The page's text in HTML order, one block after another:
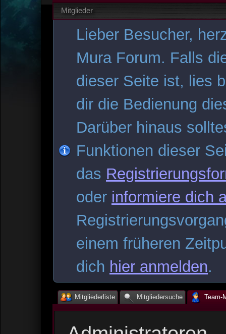
Mitglieder
Lieber Besucher,
Mura Forum. Falls
dieser Seite ist, lies
dir die Bedienung
Darüber hinaus
Funktionen dieser
das
oder informiere dich
einem früheren
dich hier anmelden.
Mitgliederliste Mitgliedersuche Team-